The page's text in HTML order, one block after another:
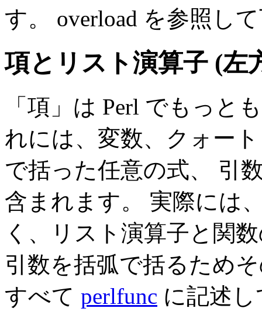
す。 overload を参照し
項とリスト演算子 (左
「項」は Perl でもっと
れには、変数、クォー
で括った任意の式、 引
含まれます。 実際には
く、リスト演算子と関
引数を括弧で括るため
すべて perlfunc に記述